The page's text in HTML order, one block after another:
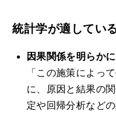
統計学が適してい
因果関係を明らか
「この施策によっ
に、原因と結果の
定や回帰分析など